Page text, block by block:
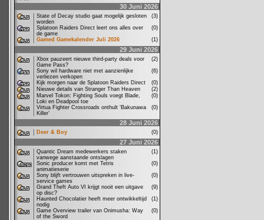
30 Juni 2026
State of Decay studio gaat mogelijk gesloten
worden
(3)
Splatoon Raiders Direct leert ons alles over
de game
(0)
Gamed Gamekalender Juli 2026
(1)
29 Juni 2026
Xbox pauzeert nieuwe third-party deals voor
Game Pass?
(2)
Sony wil hardware niet met aanzienlijke
verliezen verkopen
(6)
Kijk morgen naar de Splatoon Raiders Direct
(0)
Nieuwe details van Stranger Than Heaven
(2)
Marvel Tokon: Fighting Souls voegt Blade,
Loki en Deadpool toe
(0)
Virtua Fighter Crossroads onthult ‘Bakunawa
Killer’
(0)
28 Juni 2026
Deer & Boy (0)
27 Juni 2026
Quantic Dream medewerkers staken
vanwege aanstaande ontslagen
(1)
Sonic producer komt met Tetris
animatieserie
(0)
Sony blijft vertrouwen uitspreken in live-
service games
(0)
Grand Theft Auto VI krijgt nooit een uitgave
op disc?
(9)
Haunted Chocolatier heeft meer ontwikkeltijd
nodig
(1)
Game Overview trailer van Onimusha: Way
of the Sword
(0)